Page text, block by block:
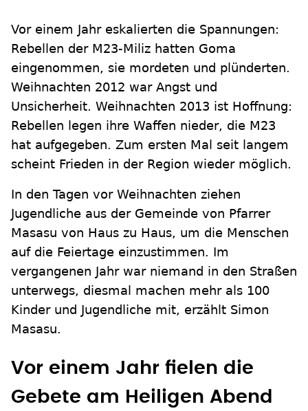
Vor einem Jahr eskalierten die Spannungen:
Rebellen der M23-Miliz hatten Goma
eingenommen, sie mordeten und plünderten.
Weihnachten 2012 war Angst und
Unsicherheit. Weihnachten 2013 ist Hoffnung:
Rebellen legen ihre Waffen nieder, die M23
hat aufgegeben. Zum ersten Mal seit langem
scheint Frieden in der Region wieder möglich.
In den Tagen vor Weihnachten ziehen
Jugendliche aus der Gemeinde von Pfarrer
Masasu von Haus zu Haus, um die Menschen
auf die Feiertage einzustimmen. Im
vergangenen Jahr war niemand in den Straßen
unterwegs, diesmal machen mehr als 100
Kinder und Jugendliche mit, erzählt Simon
Masasu.
Vor einem Jahr fielen die
Gebete am Heiligen Abend